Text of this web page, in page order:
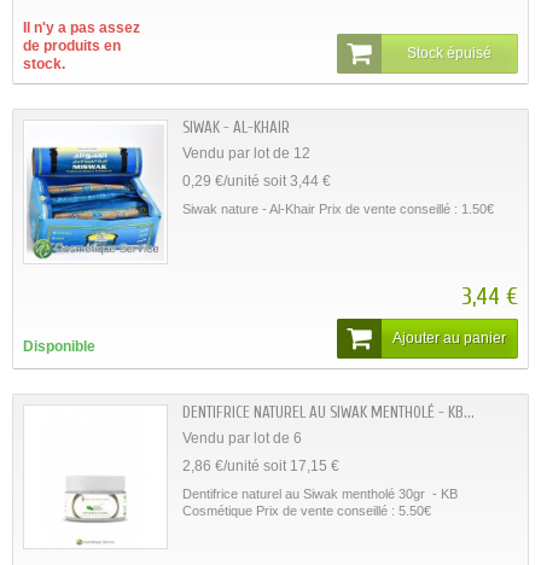
Il n'y a pas assez
de produits en
stock.
Stock épuisé
SIWAK - AL-KHAIR
Vendu par lot de 12
0,29 €/unité soit 3,44 €
Siwak nature - Al-Khair Prix de vente conseillé : 1.50€
3,44 €
Disponible
Ajouter au panier
DENTIFRICE NATUREL AU SIWAK MENTHOLÉ - KB...
Vendu par lot de 6
2,86 €/unité soit 17,15 €
Dentifrice naturel au Siwak mentholé 30gr - KB
Cosmétique Prix de vente conseillé : 5.50€